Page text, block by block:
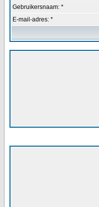
Gebruikersnaam: *
E-mail-adres: *